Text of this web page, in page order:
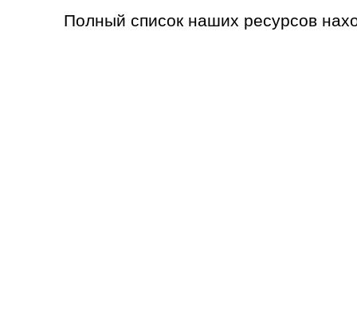
Полный список наших ресурсов